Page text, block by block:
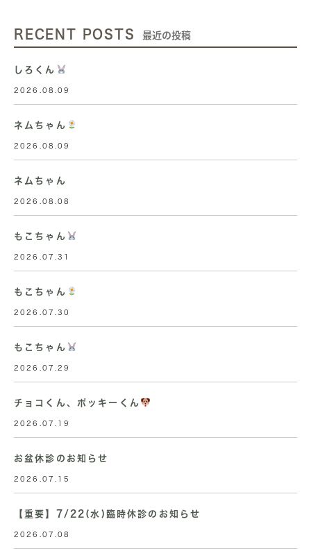
RECENT POSTS 最近の投稿
しろくん
2026.08.09
ネムちゃん
2026.08.09
ネムちゃん
2026.08.08
もこちゃん
2026.07.31
もこちゃん
2026.07.30
もこちゃん
2026.07.29
チョコくん、ポッキーくん
2026.07.19
お盆休診のお知らせ
2026.07.15
【重要】7/22(水)臨時休診のお知らせ
2026.07.08